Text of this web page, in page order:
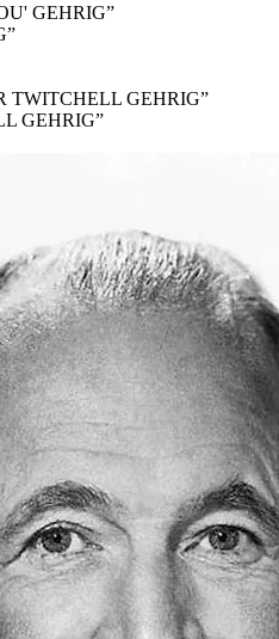
GEHRIG”
TWITCHELL GEHRIG”
GEHRIG”